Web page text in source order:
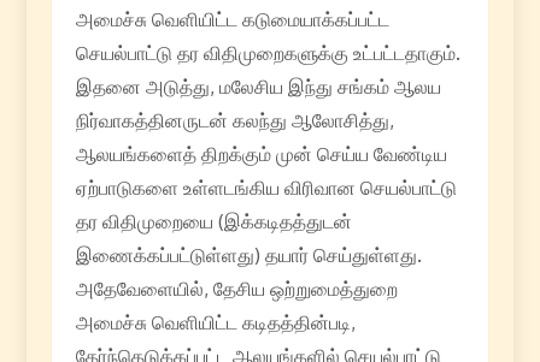
அமைச்சு வெளியிட்ட கடுமையாக்கப்பட்ட
செயல்பாட்டு தர விதிமுறைகளுக்கு உட்பட்டதாகும்.
இதனை அடுத்து, மலேசிய இந்து சங்கம் ஆலய
நிர்வாகத்தினருடன் கலந்து ஆலோசித்து,
ஆலயங்களைத் திறக்கும் முன் செய்ய வேண்டிய
ஏற்பாடுகளை உள்ளடங்கிய விரிவான செயல்பாட்டு
தர விதிமுறையை (இக்கடிதத்துடன்
இணைக்கப்பட்டுள்ளது) தயார் செய்துள்ளது.
அதேவேளையில், தேசிய ஒற்றுமைத்துறை
அமைச்சு வெளியிட்ட கடிதத்தின்படி,
தேர்ந்தெடுக்கப்பட்ட ஆலயங்களில் செயல்பாட்டு